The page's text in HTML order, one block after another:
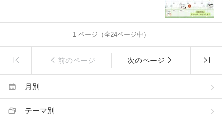
1ページ（全24ページ中）
前のページ 次のページ
月別
テーマ別